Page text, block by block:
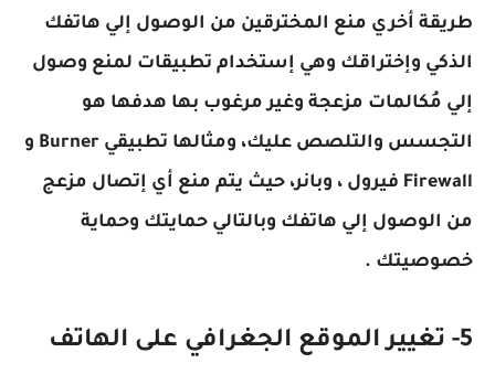
طريقة أخري منع المخترقين من الوصول إلي هاتفك
الذكي وإختراقك وهي إستخدام تطبيقات لمنع وصول
إلي مُكالمات مزعجة وغير مرغوب بها هدفها هو
التجسس والتلصص عليك، ومثالها تطبيقي Burner و
Firewall فيرول ، وبانر، حيث يتم منع أي إتصال مزعج
من الوصول إلي هاتفك وبالتالي حمايتك وحماية
خصوصيتك .
5- تغيير الموقع الجغرافي على الهاتف